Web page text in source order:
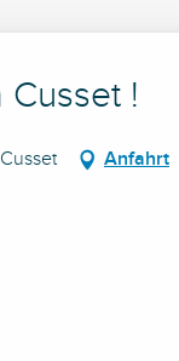
Cusset !
Anfahrt